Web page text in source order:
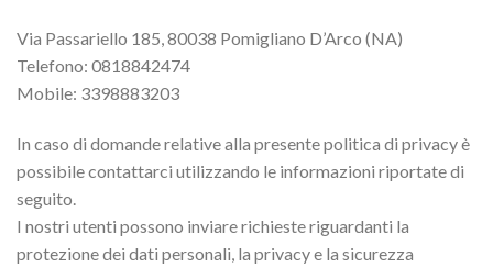
Via Passariello 185, 80038 Pomigliano D’Arco (NA)
Telefono: 0818842474
Mobile: 3398883203
In caso di domande relative alla presente politica di privacy è
possibile contattarci utilizzando le informazioni riportate di
seguito.
I nostri utenti possono inviare richieste riguardanti la
protezione dei dati personali, la privacy e la sicurezza